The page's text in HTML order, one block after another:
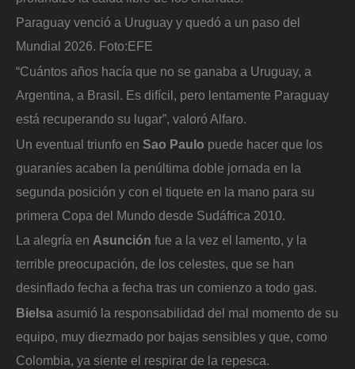
Paraguay venció a Uruguay y quedó a un paso del
Mundial 2026. Foto: EFE
“Cuántos años hacía que no se ganaba a Uruguay, a
Argentina, a Brasil. Es difícil, pero lentamente Paraguay
está recuperando su lugar”, valoró Alfaro.
Un eventual triunfo en Sao Paulo puede hacer que los
guaraníes acaben la penúltima doble jornada en la
segunda posición y con el tiquete en la mano para su
primera Copa del Mundo desde Sudáfrica 2010.
La alegría en Asunción fue a la vez el lamento, y la
terrible preocupación, de los celestes, que se han
desinflado fecha a fecha tras un comienzo a todo gas.
Bielsa asumió la responsabilidad del mal momento de su
equipo, muy diezmado por bajas sensibles y que, como
Colombia, ya siente el respirar de la repesca.